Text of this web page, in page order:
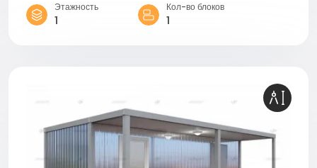
Этажность
1
Кол-во блоков
1